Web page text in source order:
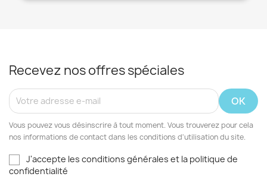
Recevez nos offres spéciales
Vous pouvez vous désinscrire à tout moment. Vous trouverez pour cela
nos informations de contact dans les conditions d'utilisation du site.
J'accepte les conditions générales et la politique de
confidentialité